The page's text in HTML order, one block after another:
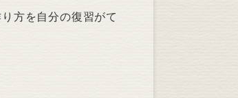
方を自分の復習がて